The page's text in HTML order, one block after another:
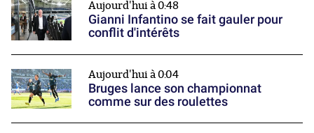
Aujourd'hui à 0:48
Gianni Infantino se fait gauler pour
conflit d'intérêts
Aujourd'hui à 0:04
Bruges lance son championnat
comme sur des roulettes